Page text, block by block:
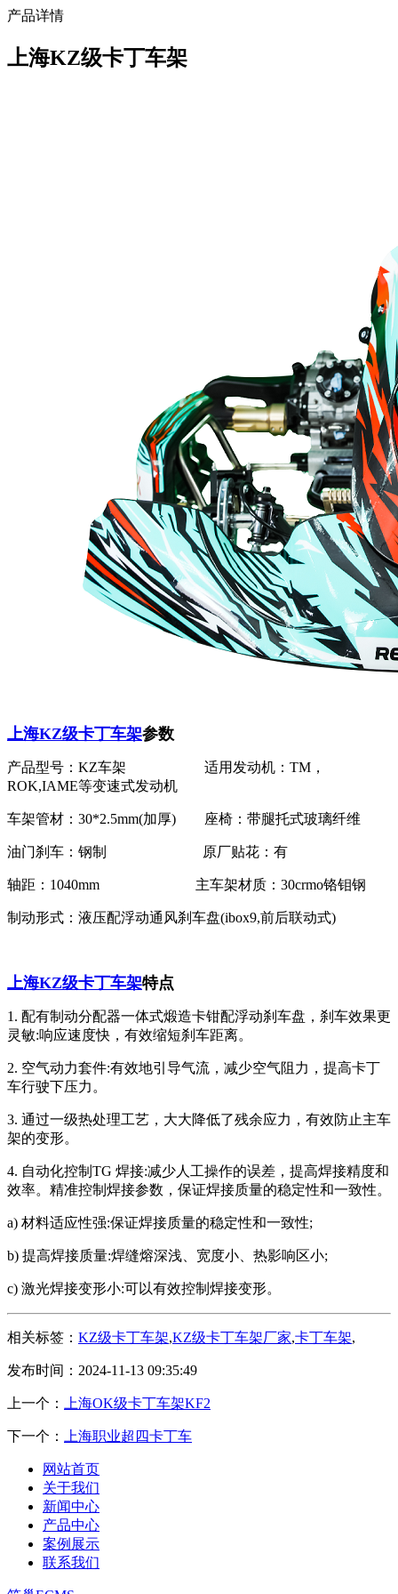
产品详情
上海KZ级卡丁车架
上海KZ级卡丁车架参数
产品型号：KZ车架 适用发动机：TM，
ROK,IAME等变速式发动机
车架管材：30*2.5mm(加厚) 座椅：带腿托式玻璃纤维
油门刹车：钢制 原厂贴花：有
轴距：1040mm 主车架材质：30crmo铬钼钢
制动形式：液压配浮动通风刹车盘(ibox9,前后联动式)
上海KZ级卡丁车架特点
1. 配有制动分配器一体式煅造卡钳配浮动刹车盘，刹车效果更
灵敏:响应速度快，有效缩短刹车距离。
2. 空气动力套件:有效地引导气流，减少空气阻力，提高卡丁
车行驶下压力。
3. 通过一级热处理工艺，大大降低了残余应力，有效防止主车
架的变形。
4. 自动化控制TG 焊接:减少人工操作的误差，提高焊接精度和
效率。精准控制焊接参数，保证焊接质量的稳定性和一致性。
a) 材料适应性强:保证焊接质量的稳定性和一致性;
b) 提高焊接质量:焊缝熔深浅、宽度小、热影响区小;
c) 激光焊接变形小:可以有效控制焊接变形。
相关标签： KZ级卡丁车架,KZ级卡丁车架厂家,卡丁车架,
发布时间：2024-11-13 09:35:49
上一个： 上海OK级卡丁车架KF2
下一个： 上海职业超四卡丁车
网站首页
关于我们
新闻中心
产品中心
案例展示
联系我们